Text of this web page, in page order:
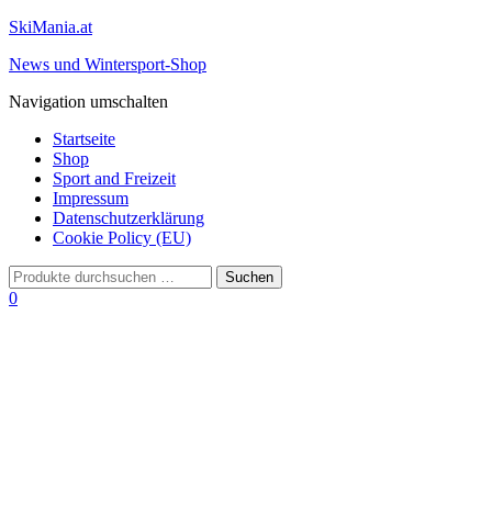
SkiMania.at
News und Wintersport-Shop
Navigation umschalten
Startseite
Shop
Sport and Freizeit
Impressum
Datenschutzerklärung
Cookie Policy (EU)
0